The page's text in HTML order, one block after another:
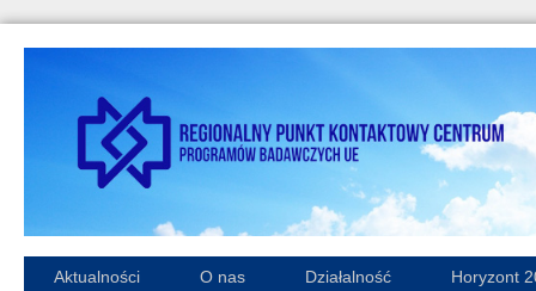
Aktualności O nas Działalność Horyzont